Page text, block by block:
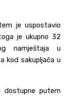
je uspostavio
je ukupno 32
namještaja u
kod sakupljača u
dostupne putem